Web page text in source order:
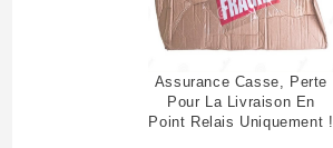
Assurance Casse, Perte
Pour La Livraison En
Point Relais Uniquement !